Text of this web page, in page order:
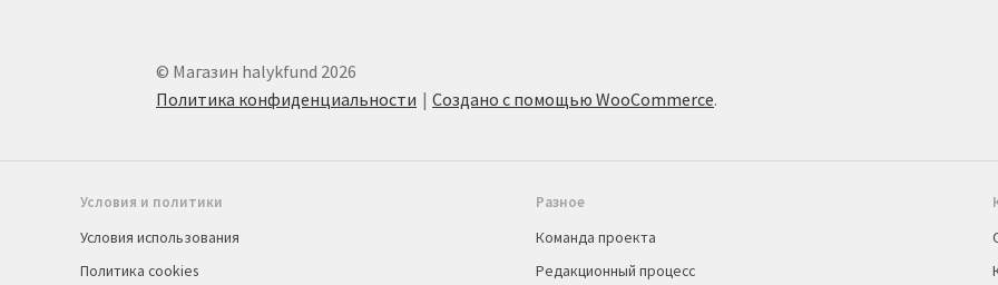
© Магазин halykfund 2026
Политика конфиденциальности
Создано с помощью WooCommerce.
Условия и политики
Условия использования
Политика cookies
Разное
Команда проекта
Редакционный процесс